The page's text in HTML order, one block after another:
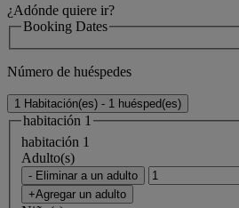
¿Adónde quiere ir?
Booking Dates
Número de huéspedes
1 Habitación(es) - 1 huésped(es)
habitación 1
habitación 1
Adulto(s)
- Eliminar a un adulto
+Agregar un adulto